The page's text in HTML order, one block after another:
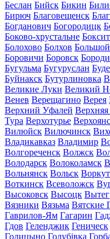
Беслан Бийск Бикин
Бирюч Благовещенск
Богданович Богородицк
Боково-хрустальне
Болохово Болхов
Боровичи Боровск
Бугульма Бугуруслан
Буйнакск Бутурлиновка
Великие Луки Великий
Венев Верещагино Верея
Верхний Уфалей
Тура Верхотурье
Вилюйск Вилючинск
Владикавказ Владимир
Волгореченск Волжск
Володарск Волоколамск
Вольнянск Вольск
Воткинск Всеволожск
Высоковск Высоцк
Вязники Вязьма Вятские
Гаврилов-Ям Гагарин
Гдов Геленджик Геническ
Голицыно Голубівка